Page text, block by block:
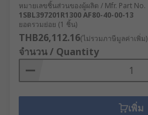
หมายเลขชิ้นส่วนของผู้ผลิต / Mfr. Part No.
1SBL397201R1300 AF80-40-00-13
ยอดรวมย่อย (1 ชิ้น)
THB26,112.16(ไม่รวมภาษีมูลค่าเพิ่ม)
จำนวน / Quantity
เพิ่ม